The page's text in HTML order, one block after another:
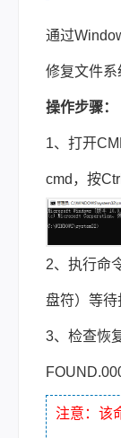
通过
修复文件系
操作步骤：
1、打开
cmd，按
2、执行命
盘符）等待
3、检查恢
注意：该